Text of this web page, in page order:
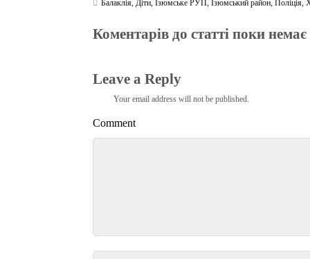
Балаклія,Діти,Ізюмське РУП,Ізюмський район,Поліція,
Коментарів до статті поки немає
Leave a Reply
Your email address will not be published.
Comment